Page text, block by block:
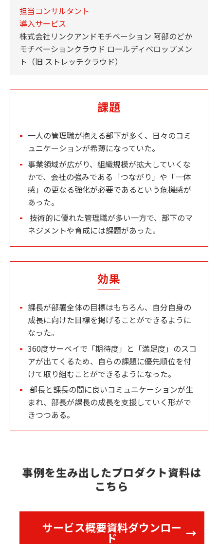
担当コンサルタント
導入サービス
株式会社リンクアンドモチベーション 阿部のどか
モチベーションクラウド ロールディベロップメン
ト（旧 ストレッチクラウド）
課題
一人の管理職が抱える部下が多く、日々のコミ
ュニケーションが希薄になっていた。
事業領域が広がり、組織規模が拡大していくな
かで、会社の強みである「つながり」や「一体
感」の更なる強化が必要であるという危機感が
あった。
技術的に優れた管理職が多い一方で、部下のマ
ネジメントや育成には課題があった。
効果
課長が部署全体の目標はもちろん、自分自身の
成長に向けた目標を掲げることができるように
なった。
360度サーベイで「期待度」と「満足度」のスコ
アが出てくるため、自らの課題に優先順位を付
けて取り組むことができるようになった。
部長と課長の間に良いコミュニケーションが生
まれ、部長が課長の成長を支援していく形がで
きつつある。
事例を生み出したプロダクト資料は
こちら
サービス概要資料ダウンロー
ド